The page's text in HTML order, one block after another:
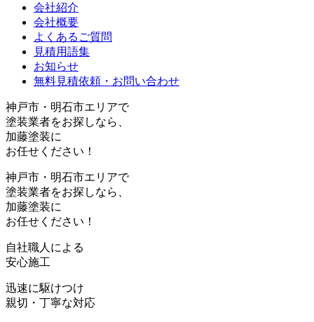
会社紹介
会社概要
よくあるご質問
見積用語集
お知らせ
無料見積依頼・お問い合わせ
神戸市・ 明石市エリアで
塗装業者をお探しなら、
加藤塗装に
お任せください！
神戸市・ 明石市エリアで
塗装業者をお探しなら、
加藤塗装に
お任せください！
自社職人 による
安心施工
迅速に駆けつけ
親切・丁寧な対応